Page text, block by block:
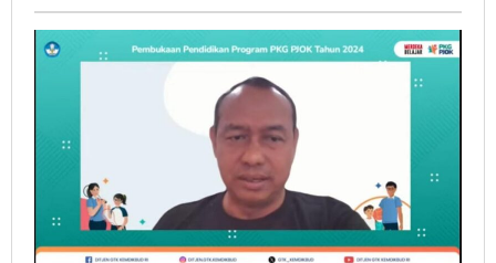
Pendidikan
Jasmani,
2024